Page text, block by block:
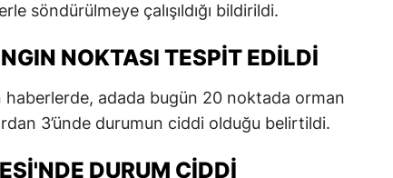
söndürülmeye çalışıldığı bildirildi.
NOKTASI TESPIT EDILDI
haberlerde, adada bugün 20 noktada orman
3’ünde durumun ciddi olduğu belirtildi.
DURUM CIDDI